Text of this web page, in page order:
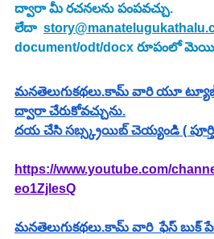
ద్వారా మీ రచనలను పంపవచ్చు.
లేదా
document/odt/docx రూపంలో
మనతెలుగుకథలు.కామ్ వారి యూ ట్యూబ్
ద్వారా చేరుకోవచ్చును.
దయ చేసి సబ్స్క్రయిబ్ చెయ్యండి (
https://www.youtube.com/
eo1ZjlesQ
మనతెలుగుకథలు.కామ్ వారి  ఫేస్ బుక్